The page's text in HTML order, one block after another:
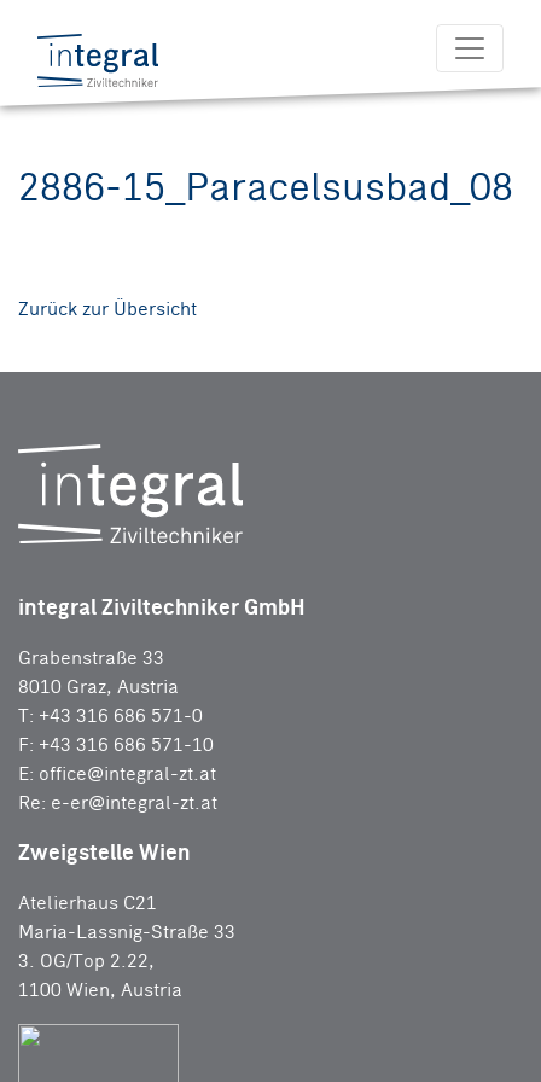
2886-15_Paracelsusbad_08
Zurück zur Übersicht
integral Ziviltechniker GmbH
Grabenstraße 33
8010 Graz, Austria
T: +43 316 686 571-0
F: +43 316 686 571-10
E: office@integral-zt.at
Re: e-er@integral-zt.at
Zweigstelle Wien
Atelierhaus C21
Maria-Lassnig-Straße 33
3. OG/Top 2.22,
1100 Wien, Austria